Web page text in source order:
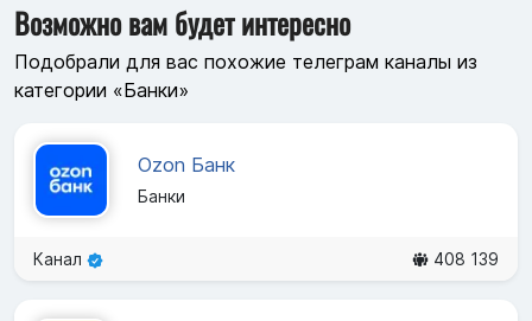
Возможно вам будет интересно
Подобрали для вас похожие телеграм каналы из
категории «Банки»
Ozon Банк
Банки
Канал 408 139